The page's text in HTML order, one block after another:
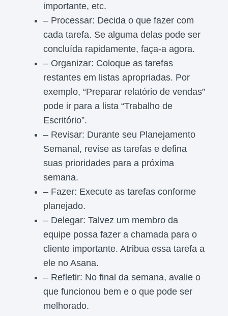
importante, etc.
– Processar: Decida o que fazer com
cada tarefa. Se alguma delas pode ser
concluída rapidamente, faça-a agora.
– Organizar: Coloque as tarefas
restantes em listas apropriadas. Por
exemplo, “Preparar relatório de vendas”
pode ir para a lista “Trabalho de
Escritório”.
– Revisar: Durante seu Planejamento
Semanal, revise as tarefas e defina
suas prioridades para a próxima
semana.
– Fazer: Execute as tarefas conforme
planejado.
– Delegar: Talvez um membro da
equipe possa fazer a chamada para o
cliente importante. Atribua essa tarefa a
ele no Asana.
– Refletir: No final da semana, avalie o
que funcionou bem e o que pode ser
melhorado.